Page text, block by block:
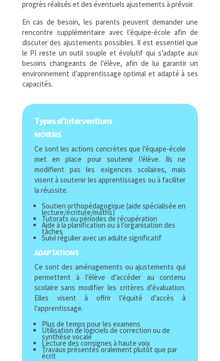
progrès réalisés et des éventuels ajustements à prévoir.
En cas de besoin, les parents peuvent demander une
rencontre supplémentaire avec l’équipe-école afin de
discuter des ajustements possibles. Il est essentiel que
le PI reste un outil souple et évolutif qui s’adapte aux
besoins changeants de l’élève, afin de lui garantir un
environnement d’apprentissage optimal et adapté à ses
capacités.
Types d’interventions
MOYENS
Ce sont les actions concrètes que l’équipe-école
met en place pour soutenir l’élève. Ils ne
modifient pas les exigences scolaires, mais
visent à soutenir les apprentissages ou à faciliter
la réussite.
Soutien orthopédagogique (aide spécialisée en
lecture/écriture/maths)
Tutorats ou périodes de récupération
Aide à la planification ou à l’organisation des
tâches
Suivi régulier avec un adulte significatif
ADAPTATIONS
Ce sont des aménagements ou ajustements qui
permettent à l’élève d’accéder au contenu
scolaire sans modifier les critères d’évaluation.
Elles visent à offrir l’équité d’accès à
l’apprentissage.
Plus de temps pour les examens
Utilisation de logiciels de correction ou de
synthèse vocale
Lecture des consignes à haute voix
Travaux présentés oralement plutôt que par
écrit